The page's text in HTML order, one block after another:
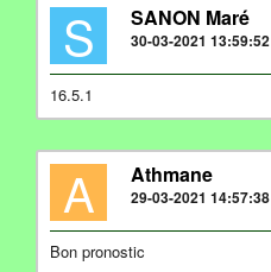
S SANON Maré
30-03-2021 13:59:52
16.5.1
A Athmane
29-03-2021 14:57:38
Bon pronostic